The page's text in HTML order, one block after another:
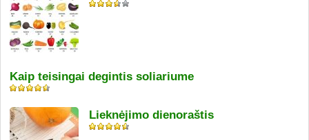
Kaip teisingai degintis soliariume
Lieknėjimo dienoraštis